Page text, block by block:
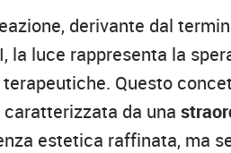
derivante dal
la luce rappresenta la
Questo
da una
estetica raffinata, ma